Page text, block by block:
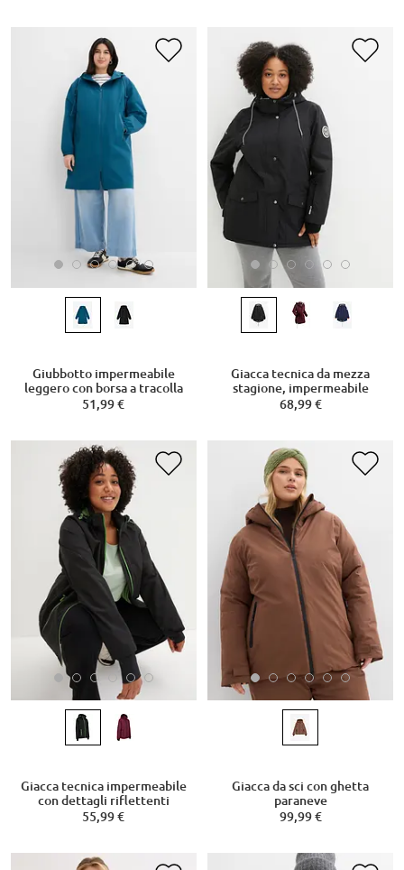
Giubbotto impermeabile
leggero con borsa a tracolla
51,99 €
Giacca tecnica da mezza
stagione, impermeabile
68,99 €
Giacca tecnica impermeabile
con dettagli riflettenti
55,99 €
Giacca da sci con ghetta
paraneve
99,99 €